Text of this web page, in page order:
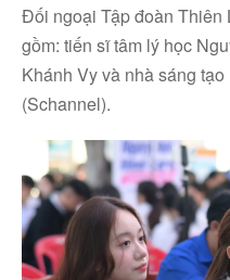
Đối ngoại Tập đoàn Thiên
gồm: tiến sĩ tâm lý học
Khánh Vy và nhà sáng
(Schannel).